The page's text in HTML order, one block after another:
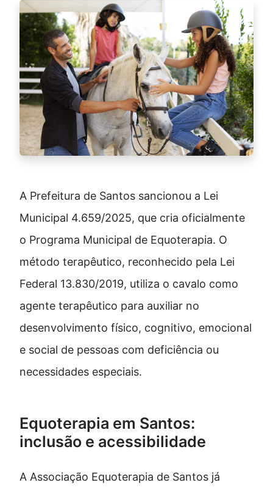
A Prefeitura de Santos sancionou a Lei
Municipal 4.659/2025, que cria oficialmente
o Programa Municipal de Equoterapia. O
método terapêutico, reconhecido pela Lei
Federal 13.830/2019, utiliza o cavalo como
agente terapêutico para auxiliar no
desenvolvimento físico, cognitivo, emocional
e social de pessoas com deficiência ou
necessidades especiais.
Equoterapia em Santos:
inclusão e acessibilidade
A Associação Equoterapia de Santos já